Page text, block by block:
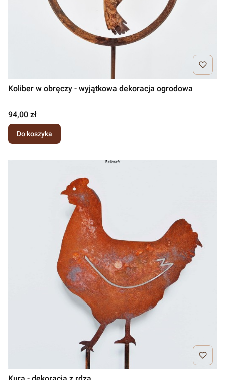
Koliber w obręczy - wyjątkowa dekoracja ogrodowa
Cena
94,00 zł
Do koszyka